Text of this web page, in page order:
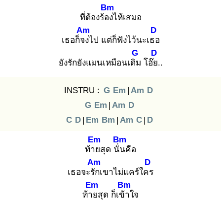
ที่ต้องร้อง
Bm
ไห้เสมอ
เธอก็จง
Am
ไป แต่ก็ฟังไว้นะเธอ
D
ยังรักยังแมนเหมือนเดิม
G
โอ๊ย.
D
.
INSTRU : G Em | Am D
G Em | Am D
C D | Em Bm | Am C | D
ท้าย
Em
สุด นั่น
Bm
คือ
เธอจะรัก
Am
เขาไม่แคร์ใคร
D
ท้าย
Em
สุด ก็เข้า
Bm
ใจ